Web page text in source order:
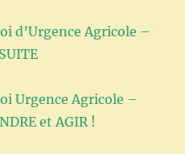
d’Urgence Agricole –
Urgence Agricole –
et AGIR !